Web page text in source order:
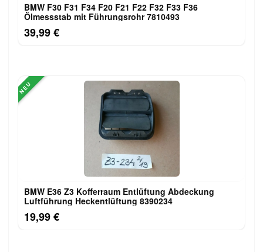
BMW F30 F31 F34 F20 F21 F22 F32 F33 F36
Ölmessstab mit Führungsrohr 7810493
39,99 €
NEU
BMW E36 Z3 Kofferraum Entlüftung Abdeckung
Luftführung Heckentlüftung 8390234
19,99 €